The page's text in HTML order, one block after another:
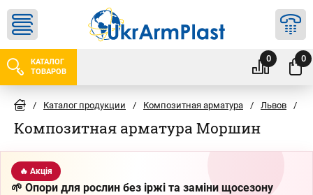
КАТАЛОГ
ТОВАРОВ
0 0
/ Каталог продукции / Композитная арматура / Львов /
Композитная арматура Моршин
🔥 Акція
🌱 Опори для рослин без іржі та заміни щосезону